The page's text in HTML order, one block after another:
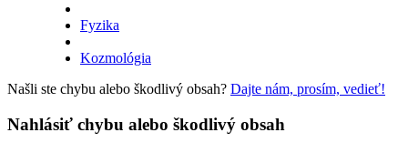
Fyzika
Kozmológia
Našli ste chybu alebo škodlivý obsah? Dajte nám, prosím, vedieť!
Nahlásiť chybu alebo škodlivý obsah